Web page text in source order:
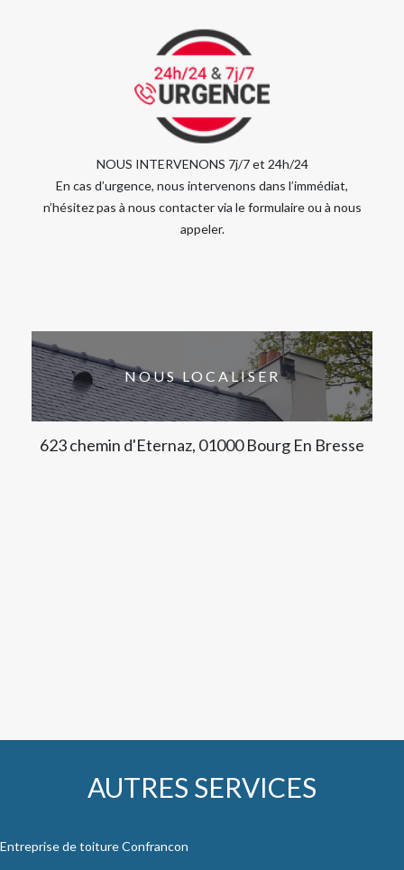
NOUS INTERVENONS 7j/7 et 24h/24
En cas d’urgence, nous intervenons dans l’immédiat,
n’hésitez pas à nous contacter via le formulaire ou à nous
appeler.
NOUS LOCALISER
623 chemin d'Eternaz, 01000 Bourg En Bresse
AUTRES SERVICES
Entreprise de toiture Confrancon